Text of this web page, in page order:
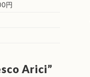
円
Arici”